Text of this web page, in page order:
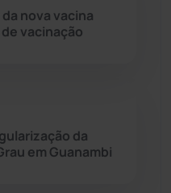
nova vacina
vacinação
da
em Guanambi